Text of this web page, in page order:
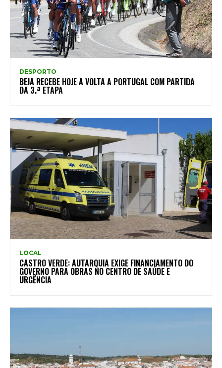
DESPORTO
BEJA RECEBE HOJE A VOLTA A PORTUGAL COM PARTIDA
DA 3.ª ETAPA
LOCAL
CASTRO VERDE: AUTARQUIA EXIGE FINANCIAMENTO DO
GOVERNO PARA OBRAS NO CENTRO DE SAÚDE E
URGÊNCIA